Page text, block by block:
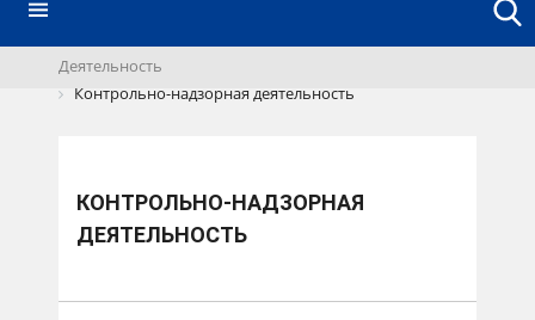
Деятельность
Контрольно-надзорная деятельность
КОНТРОЛЬНО-НАДЗОРНАЯ
ДЕЯТЕЛЬНОСТЬ